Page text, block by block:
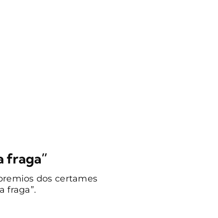
fraga”
dos certames
fraga”.